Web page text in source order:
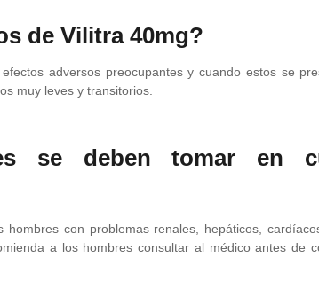
de Vilitra 40mg?
adversos preocupantes y cuando estos se
muy leves y transitorios.
se deben tomar en
con problemas renales, hepáticos,
a los hombres consultar al médico antes de